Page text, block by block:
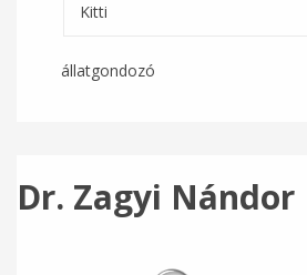
Kitti
állatgondozó
Dr. Zagyi Nándor